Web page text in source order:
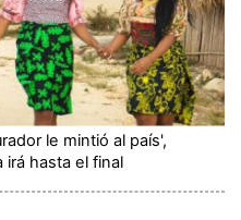
le mintió al país',
irá hasta el final